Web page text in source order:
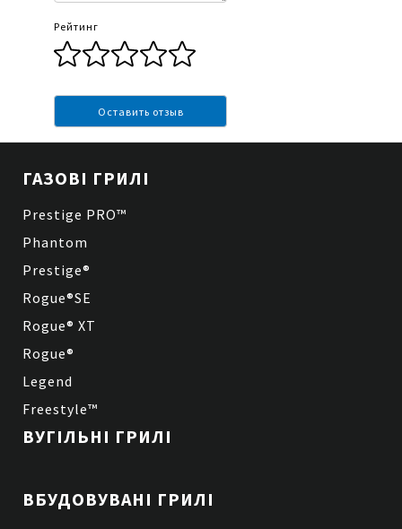
Рейтинг
Оставить отзыв
ГАЗОВІ ГРИЛІ
Prestige PRO™
Phantom
Prestige®
Rogue®SE
Rogue® XT
Rogue®
Legend
Freestyle™
ВУГІЛЬНІ ГРИЛІ
ВБУДОВУВАНІ ГРИЛІ